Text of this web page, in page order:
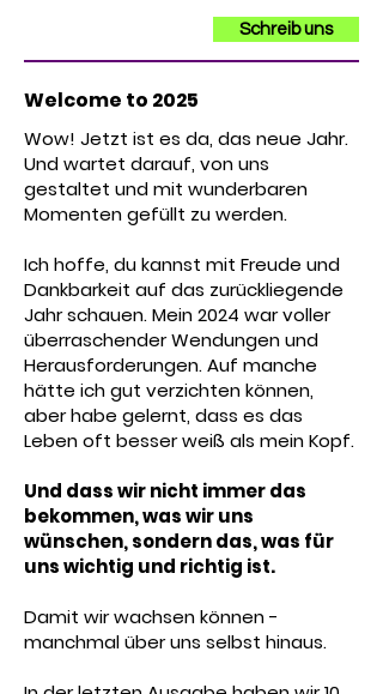
Schreib uns
Welcome to 2025
Wow! Jetzt ist es da, das neue Jahr.
Und wartet darauf, von uns
gestaltet und mit wunderbaren
Momenten gefüllt zu werden.
Ich hoffe, du kannst mit Freude und
Dankbarkeit auf das zurückliegende
Jahr schauen. Mein 2024 war voller
überraschender Wendungen und
Herausforderungen. Auf manche
hätte ich gut verzichten können,
aber habe gelernt, dass es das
Leben oft besser weiß als mein Kopf.
Und dass wir nicht immer das
bekommen, was wir uns
wünschen, sondern das, was für
uns wichtig und richtig ist.
Damit wir wachsen können -
manchmal über uns selbst hinaus.